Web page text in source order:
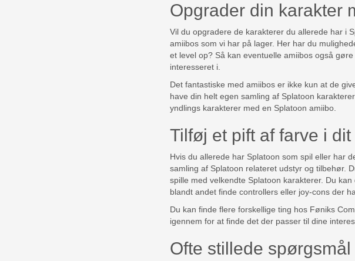
Opgrader din karakter
Vil du opgradere de karakterer du allerede har i
amiibos som vi har på lager. Her har du
et level op? Så kan eventuelle amiibos også
interesseret i.
Det fantastiske med amiibos er ikke kun at de
have din helt egen samling af Splatoon
yndlings karakterer med en Splatoon amiibo.
Tilføj et pift af farve i
Hvis du allerede har Splatoon som spil eller har
samling af Splatoon relateret udstyr og tilbehør.
spille med velkendte Splatoon karakterer. Du
blandt andet finde controllers eller joy-cons der
Du kan finde flere forskellige ting hos Føniks
igennem for at finde det der passer til dine
Ofte stillede spørgsmål